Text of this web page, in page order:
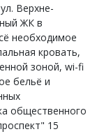
Верхне-
ЖК в
необходимое
кровать,
зоной, wi-fi
бельё и
общественного
15